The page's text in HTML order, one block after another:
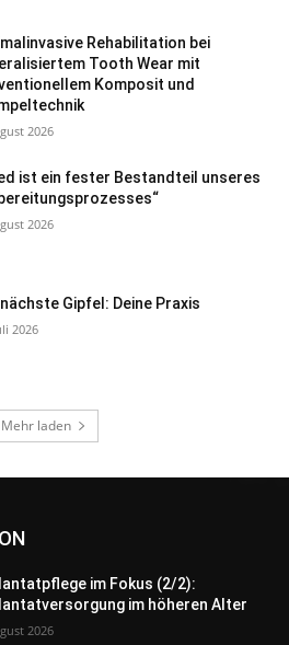
im Fokus (2/2):
im höheren Alter
2026